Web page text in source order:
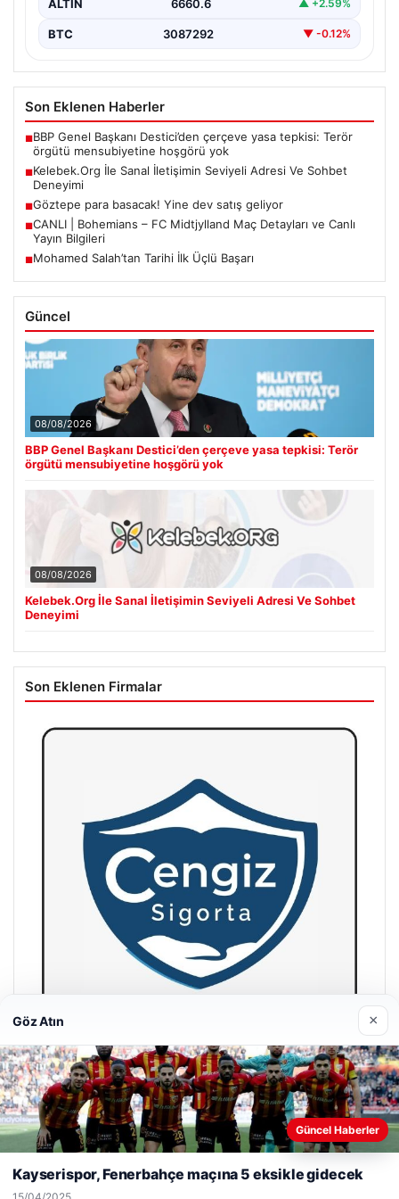
ALTIN 6660.6 ▲ +2.59%
BTC 3087292 ▼ -0.12%
Son Eklenen Haberler
■BBP Genel Başkanı Destici’den çerçeve yasa tepkisi: Terör
örgütü mensubiyetine hoşgörü yok
■Kelebek.Org İle Sanal İletişimin Seviyeli Adresi Ve Sohbet
Deneyimi
■Göztepe para basacak! Yine dev satış geliyor
■CANLI | Bohemians – FC Midtjylland Maç Detayları ve Canlı
Yayın Bilgileri
■Mohamed Salah’tan Tarihi İlk Üçlü Başarı
Güncel
08/08/2026
BBP Genel Başkanı Destici’den çerçeve yasa tepkisi: Terör
örgütü mensubiyetine hoşgörü yok
08/08/2026
Kelebek.Org İle Sanal İletişimin Seviyeli Adresi Ve Sohbet
Deneyimi
Son Eklenen Firmalar
Hastaş Beton
26/05/2026
Web sitemizi nasıl kullandığınızı daha iyi anlayabilmek,
deneyiminizi kişiselleştirmek ve geliştirmek amacıyla çerezler
Reddet
Göz Atın ×
Güncel Haberler
Kayserispor, Fenerbahçe maçına 5 eksikle gidecek